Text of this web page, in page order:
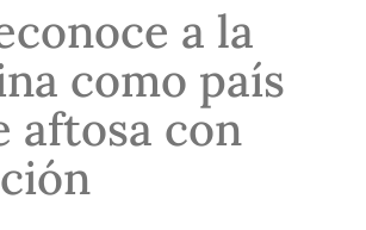
a la
como país
aftosa con